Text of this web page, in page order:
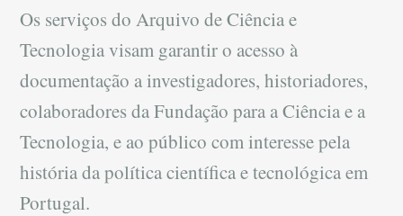
Os serviços do Arquivo de Ciência e
Tecnologia visam garantir o acesso à
documentação a investigadores, historiadores,
colaboradores da Fundação para a Ciência e a
Tecnologia, e ao público com interesse pela
história da política científica e tecnológica em
Portugal.